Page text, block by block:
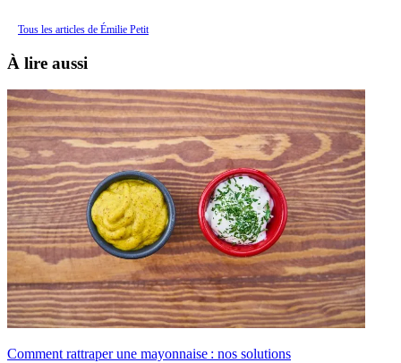
Tous les articles de Émilie Petit
À lire aussi
Comment rattraper une mayonnaise : nos solutions